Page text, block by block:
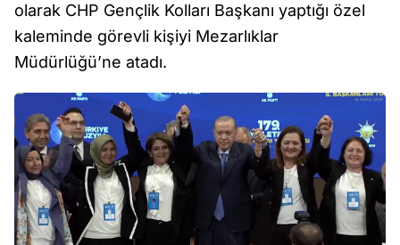
olarak CHP Gençlik Kolları Başkanı yaptığı özel
kaleminde görevli kişiyi Mezarlıklar
Müdürlüğü’ne atadı.